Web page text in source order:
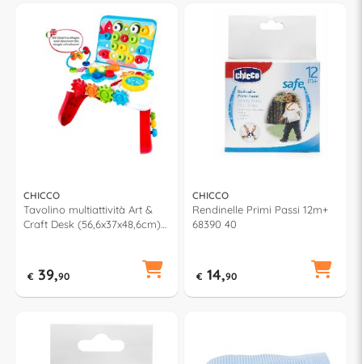
CHICCO
Tavolino multiattività Art &
Craft Desk (56,6x37x48,6cm)
€ 39,90
CHICCO
Rendinelle Primi Passi 12m+
68390 40
€ 14,90